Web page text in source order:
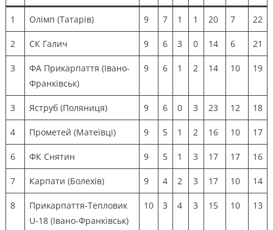
1 Олімп (Татарів) 9 7 1 1 20 7 22
2 СК Галич 9 6 3 0 14 6 21
3
ФА Прикарпаття (Івано-
Франківськ)
9 6 1 2 14 10 19
3 Яструб (Поляниця) 9 6 0 3 23 12 18
4 Прометей (Матеївці) 9 5 1 2 16 10 17
6 ФК Снятин 9 5 1 3 17 17 16
7 Карпати (Болехів) 9 4 2 3 17 10 14
8
Прикарпаття-Тепловик
U-18 (Івано-Франківськ)
10 3 4 3 15 10 13